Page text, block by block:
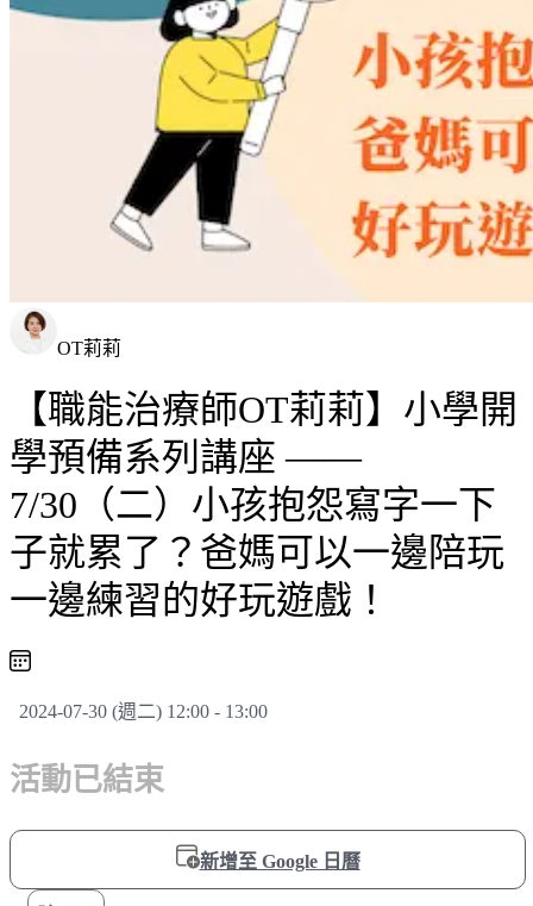
OT莉莉
【職能治療師OT莉莉】小學開
學預備系列講座 ——
7/30（二）小孩抱怨寫字一下
子就累了？爸媽可以一邊陪玩
一邊練習的好玩遊戲！
2024-07-30 (週二) 12:00 - 13:00
活動已結束
新增至 Google 日曆